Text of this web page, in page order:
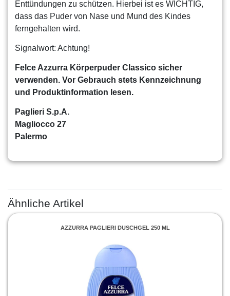
Enttündungen zu schützen. Hierbei ist es WICHTIG,
dass das Puder von Nase und Mund des Kindes
ferngehalten wird.
Signalwort: Achtung!
Felce Azzurra Körperpuder Classico sicher
verwenden. Vor Gebrauch stets Kennzeichnung
und Produktinformation lesen.
Paglieri S.p.A.
Magliocco 27
Palermo
Ähnliche Artikel
AZZURRA PAGLIERI DUSCHGEL 250 ML